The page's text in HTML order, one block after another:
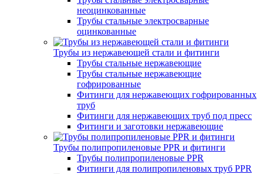
неоцинкованные
Трубы стальные электросварные
оцинкованные
Трубы из нержавеющей стали и фитинги
Трубы стальные нержавеющие
Трубы стальные нержавеющие
гофрированные
Фитинги для нержавеющих гофрированных
труб
Фитинги для нержавеющих труб под пресс
Фитинги и заготовки нержавеющие
Трубы полипропиленовые PPR и фитинги
Трубы полипропиленовые PPR
Фитинги для полипропиленовых труб PPR